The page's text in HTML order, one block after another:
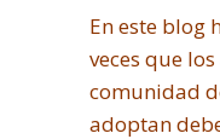
En este blog
veces que
comunidad
adoptan